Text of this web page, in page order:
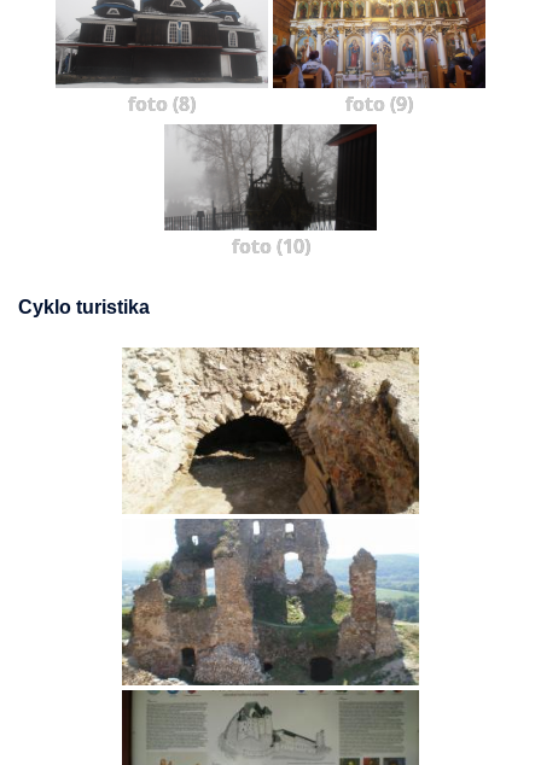
foto (8) foto (9)
foto (10)
Cyklo turistika